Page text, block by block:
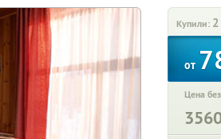
Купили: 2
от
Цена